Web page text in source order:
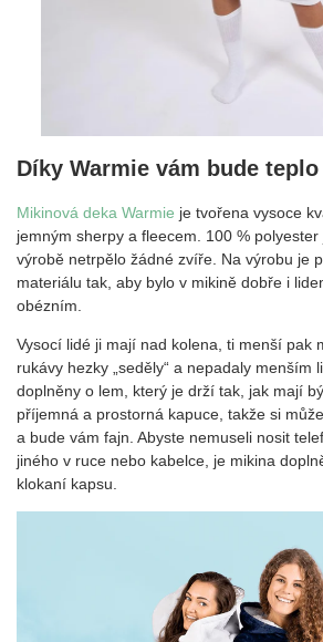
Díky Warmie vám bude
Mikinová deka Warmie je tvořena vysoce
jemným sherpy a fleecem. 100 %
výrobě netrpělo žádné zvíře. Na výrobu je
materiálu tak, aby bylo v mikině dobře i
obézním.
Vysocí lidé ji mají nad kolena, ti menší pak
rukávy hezky „seděly“ a nepadaly menším
doplněny o lem, který je drží tak, jak mají
příjemná a prostorná kapuce, takže si
a bude vám fajn. Abyste nemuseli nosit
jiného v ruce nebo kabelce, je mikina
klokaní kapsu.